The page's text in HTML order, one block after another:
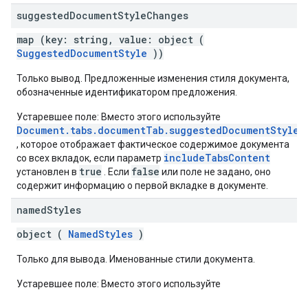
suggestedDocumentStyleChanges
map (key: string, value: object (
SuggestedDocumentStyle ))
Только вывод. Предложенные изменения стиля документа,
обозначенные идентификатором предложения.
Устаревшее поле: Вместо этого используйте
, которое отображает фактическое содержимое документа
со всех вкладок, если параметр includeTabsContent
установлен в true . Если false или поле не задано, оно
содержит информацию о первой вкладке в документе.
namedStyles
object ( NamedStyles )
Только для вывода. Именованные стили документа.
Устаревшее поле: Вместо этого используйте